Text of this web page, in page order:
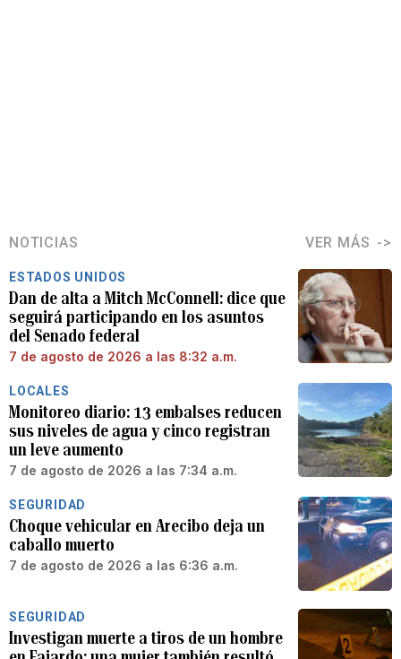
NOTICIAS VER MÁS
ESTADOS UNIDOS
Dan de alta a Mitch McConnell: dice que
seguirá participando en los asuntos
del Senado federal
7 de agosto de 2026 a las 8:32 a.m.
LOCALES
Monitoreo diario: 13 embalses reducen
sus niveles de agua y cinco registran
un leve aumento
7 de agosto de 2026 a las 7:34 a.m.
SEGURIDAD
Choque vehicular en Arecibo deja un
caballo muerto
7 de agosto de 2026 a las 6:36 a.m.
SEGURIDAD
Investigan muerte a tiros de un hombre